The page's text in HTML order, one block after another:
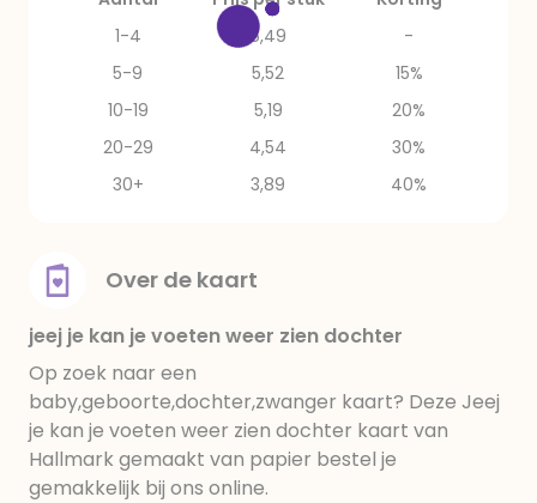
1-4
6,49
-
5-9
5,52
15%
10-19
5,19
20%
20-29
4,54
30%
30+
3,89 40%
Over de kaart
jeej je kan je voeten weer zien dochter
Op zoek naar een
baby,geboorte,dochter,zwanger kaart? Deze Jeej
je kan je voeten weer zien dochter kaart van
Hallmark gemaakt van papier bestel je
gemakkelijk bij ons online.